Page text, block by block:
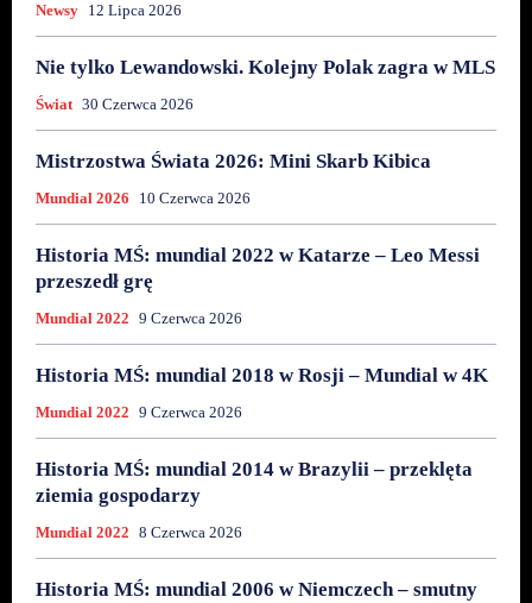
Newsy 12 Lipca 2026
Nie tylko Lewandowski. Kolejny Polak zagra w MLS
Świat 30 Czerwca 2026
Mistrzostwa Świata 2026: Mini Skarb Kibica
Mundial 2026 10 Czerwca 2026
Historia MŚ: mundial 2022 w Katarze – Leo Messi
przeszedł grę
Mundial 2022 9 Czerwca 2026
Historia MŚ: mundial 2018 w Rosji – Mundial w 4K
Mundial 2022 9 Czerwca 2026
Historia MŚ: mundial 2014 w Brazylii – przeklęta
ziemia gospodarzy
Mundial 2022 8 Czerwca 2026
Historia MŚ: mundial 2006 w Niemczech – smutny